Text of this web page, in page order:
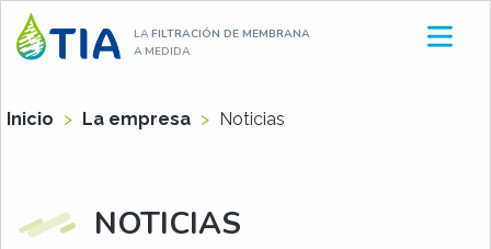
Aller
au
contenu
LAFILTRACIÓN DE MEMBRANA
A MEDIDA
Inicio > La empresa > Noticias
NOTICIAS